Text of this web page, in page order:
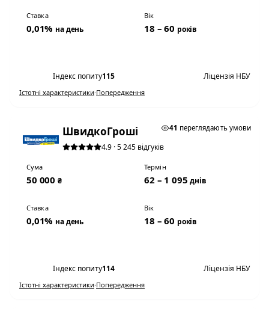
Ставка
0,01% на день
Вік
18 – 60 років
Індекс попиту115 Ліцензія НБУ
Істотні характеристики·Попередження
41 переглядають умови
ШвидкоГроші
4.9 · 5 245 відгуків
Сума
50 000 ₴
Термін
62 – 1 095днів
Ставка
0,01% на день
Вік
18 – 60 років
Індекс попиту114 Ліцензія НБУ
Істотні характеристики·Попередження